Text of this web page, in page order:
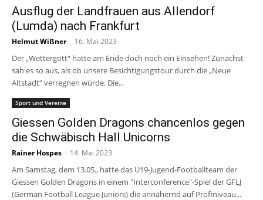
Ausflug der Landfrauen aus Allendorf
(Lumda) nach Frankfurt
Helmut Wißner - 16. Mai 2023
Der „Wettergott“ hatte am Ende doch noch ein Einsehen! Zunächst
sah es so aus, als ob unsere Besichtigungstour durch die „Neue
Altstadt“ verregnen würde. Die...
Sport und Vereine
Giessen Golden Dragons chancenlos gegen
die Schwäbisch Hall Unicorns
Rainer Hospes - 14. Mai 2023
Am Samstag, dem 13.05., hatte das U19-Jugend-Footballteam der
Giessen Golden Dragons in einem "Interconference"-Spiel der GFLJ
(German Football League Juniors) die annähernd auf Profiniveau...